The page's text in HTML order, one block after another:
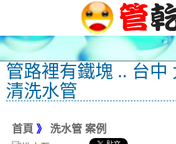
管路裡有鐵塊 .. 台中
清洗水管
首頁 》 洗水管 案例